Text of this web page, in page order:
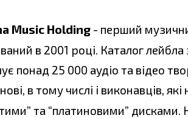
Music Holding - перший
в 2001 році. Каталог лейбла
понад 25 000 аудіо та відео
в тому числі і виконавців,
та “платиновими” дисками.